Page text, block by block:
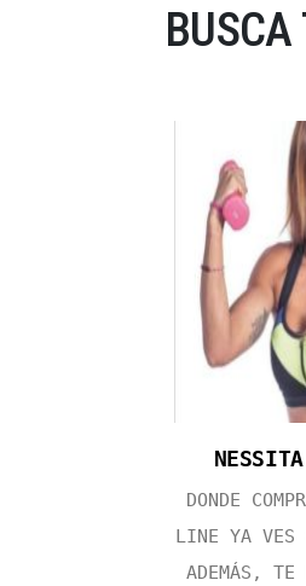
BUSCA
DONDE
LINE YA VES
ADEMÁS, TE